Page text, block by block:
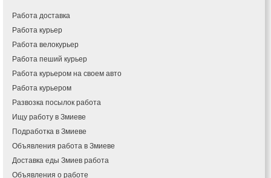
Работа доставка
Работа курьер
Работа велокурьер
Работа пеший курьер
Работа курьером на своем авто
Работа курьером
Развозка посылок работа
Ищу работу в Змиеве
Подработка в Змиеве
Объявления работа в Змиеве
Доставка еды Змиев работа
Объявления о работе
Гатное
Глеваха
Горишние Плавни
Гостомель
Харьков
Херсон
Хмельницкий
Хмельник
Ирпень
Ивано-Франковск
Измаил
Кагарлык